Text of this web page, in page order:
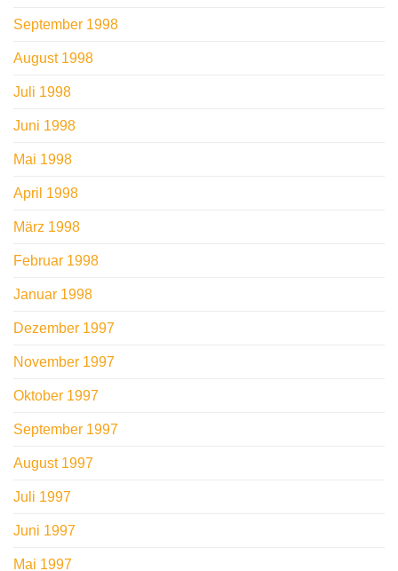
September 1998
August 1998
Juli 1998
Juni 1998
Mai 1998
April 1998
März 1998
Februar 1998
Januar 1998
Dezember 1997
November 1997
Oktober 1997
September 1997
August 1997
Juli 1997
Juni 1997
Mai 1997